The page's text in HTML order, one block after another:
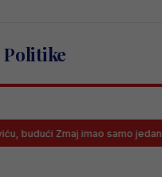
Politike
Zmaj imao samo jedan odgovor